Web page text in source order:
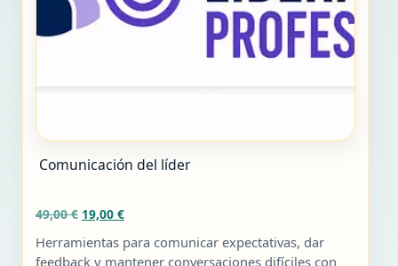
Comunicación del líder
49,00€ El
original
19,00 €El
actual
Herramientas para comunicar expectativas, dar
feedback y mantener conversaciones difíciles con